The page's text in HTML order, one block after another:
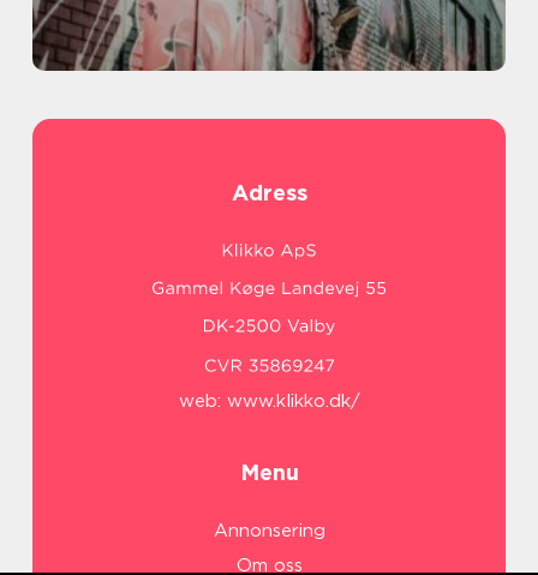
Adress
web: www.klikko.dk/
Menu
Annonsering
Om oss